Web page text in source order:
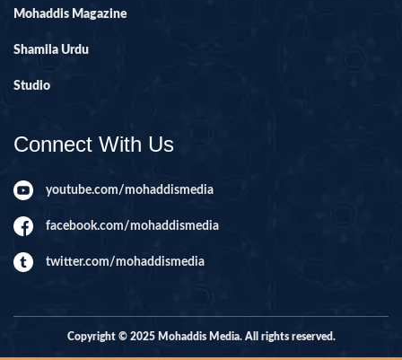
Mohaddis Magazine
Shamila Urdu
Studio
Connect With Us
youtube.com/mohaddismedia
facebook.com/mohaddismedia
twitter.com/mohaddismedia
Copyright © 2025 Mohaddis Media. All rights reserved.